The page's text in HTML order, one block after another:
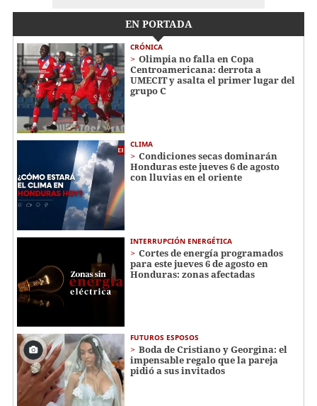
EN PORTADA
CRÓNICA
Olimpia no falla en Copa
Centroamericana: derrota a
UMECIT y asalta el primer lugar del
grupo C
CLIMA
Condiciones secas dominarán
Honduras este jueves 6 de agosto
con lluvias en el oriente
INTERRUPCIÓN ENERGÉTICA
Cortes de energía programados
para este jueves 6 de agosto en
Honduras: zonas afectadas
FUTUROS ESPOSOS
Boda de Cristiano y Georgina: el
impensable regalo que la pareja
pidió a sus invitados